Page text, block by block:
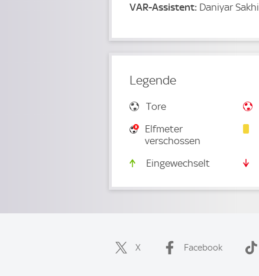
VAR-Assistent: Daniyar Sakhi
Legende
Tore
Elfmeter
verschossen
Eingewechselt
X Facebook